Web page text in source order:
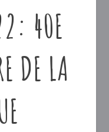
40E
DE LA